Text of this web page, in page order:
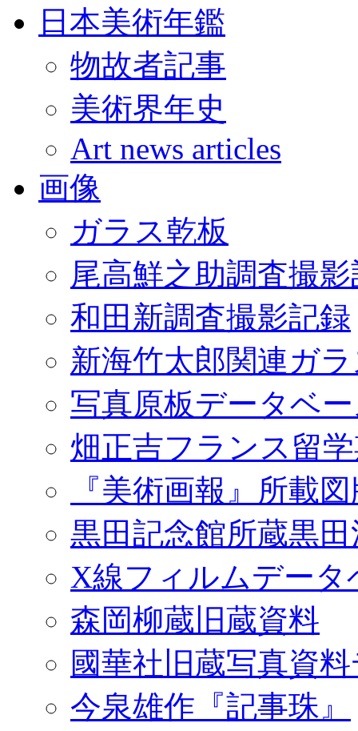
日本美術年鑑
物故者記事
美術界年史
Art news articles
画像
ガラス乾板
尾高鮮之助調査撮
和田新調査撮影記録
新海竹太郎関連ガ
写真原板データベ
畑正吉フランス留
『美術画報』所載
黒田記念館所蔵黒
X線フィルムデータ
森岡柳蔵旧蔵資料
國華社旧蔵写真資
今泉雄作『記事珠』